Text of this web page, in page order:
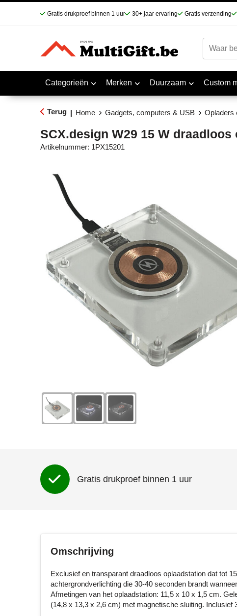
Gratis drukproef binnen 1 uur 30+ jaar ervaring Gratis verzending
Categorieën Merken Duurzaam Custom
Terug | Home Gadgets, computers & USB Opladers
SCX.design W29 15 W
Artikelnummer: 1PX15201
Gratis drukproef binnen 1 uur
Omschrijving
Exclusief en transparant draadloos oplaadstation dat tot
achtergrondverlichting die 30-40 seconden brandt
Afmetingen van het oplaadstation: 11,5 x 10 x 1,5 cm.
(14,8 x 13,3 x 2,6 cm) met magnetische sluiting. Inclusief